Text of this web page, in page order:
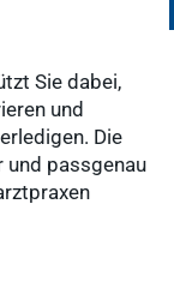
Socials
Sie dabei,
und
Die
und passgenau